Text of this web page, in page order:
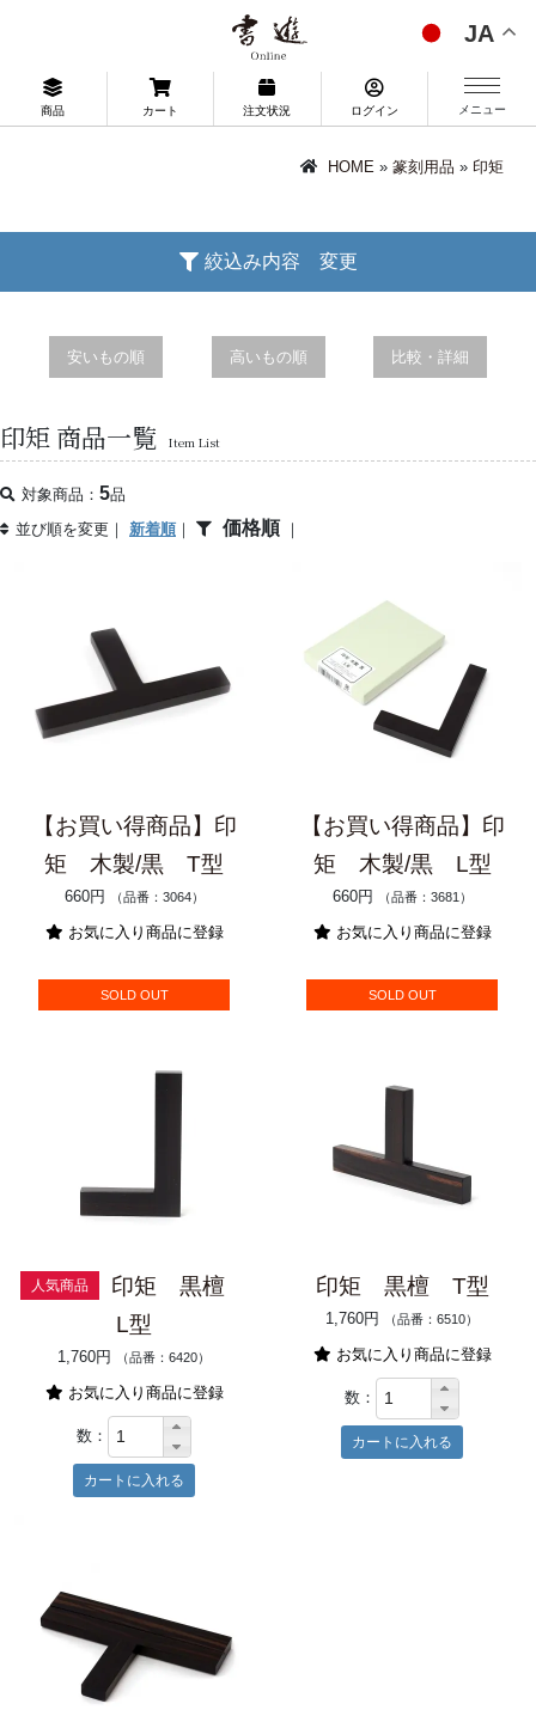
JA
商品 カート 注文状況 ログイン メニュー
HOME » 篆刻用品 » 印矩
絞込み内容 変更
安いもの順 高いもの順 比較・詳細
印矩 商品一覧 Item List
対象商品： 5品
並び順を変更｜ 新着順｜ 価格順 ｜
【お買い得商品】印
矩 木製/黒 T型
660円 （品番：3064）
お気に入り商品に登録
SOLD OUT
【お買い得商品】印
矩 木製/黒 L型
660円 （品番：3681）
お気に入り商品に登録
SOLD OUT
人気商品
印矩 黒檀
L型
1,760円 （品番：6420）
お気に入り商品に登録
数：
印矩 黒檀 T型
1,760円 （品番：6510）
お気に入り商品に登録
数：